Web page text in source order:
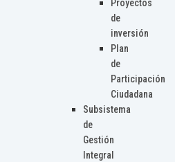
Proyectos
de
inversión
Plan
de
Participación
Ciudadana
Subsistema
de
Gestión
Integral